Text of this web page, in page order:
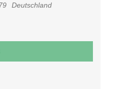
Deutschland